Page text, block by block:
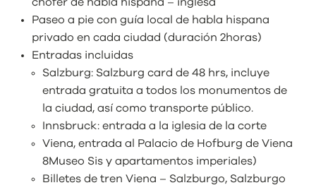
chofer de habla hispana – inglesa
Paseo a pie con guía local de habla hispana
privado en cada ciudad (duración 2horas)
Entradas incluidas
Salzburg: Salzburg card de 48 hrs, incluye
entrada gratuita a todos los monumentos de
la ciudad, así como transporte público.
Innsbruck: entrada a la iglesia de la corte
Viena, entrada al Palacio de Hofburg de Viena
8Museo Sis y apartamentos imperiales)
Billetes de tren Viena – Salzburgo, Salzburgo